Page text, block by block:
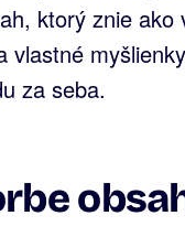
ktorý znie ako
vlastné
za seba.